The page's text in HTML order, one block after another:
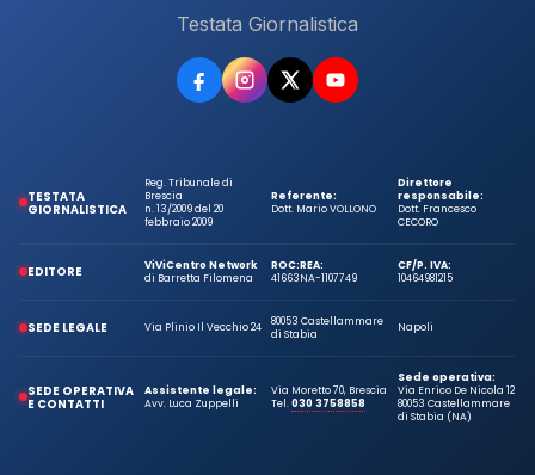
Testata Giornalistica
TESTATA
GIORNALISTICA
Reg. Tribunale di
Brescia
n. 13/2009 del 20
febbraio 2009
Referente:
Dott. Mario VOLLONO
Direttore
responsabile:
Dott. Francesco
CECORO
EDITORE
ViViCentro Network
di Barretta Filomena
ROC:
41663
REA:
NA-1107749
CF/P. IVA:
10464981215
SEDE LEGALE Via Plinio Il Vecchio 24
80053 Castellammare
di Stabia
Napoli
SEDE OPERATIVA
E CONTATTI
Assistente legale:
Avv. Luca Zuppelli
Via Moretto 70, Brescia
Tel.030 3758858
Sede operativa:
Via Enrico De Nicola 12
80053 Castellammare
di Stabia (NA)